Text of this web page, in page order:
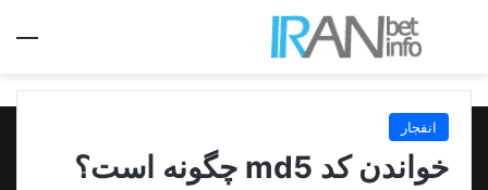
جستجو برای
انفجار
خواندن کد md5 چگونه است؟